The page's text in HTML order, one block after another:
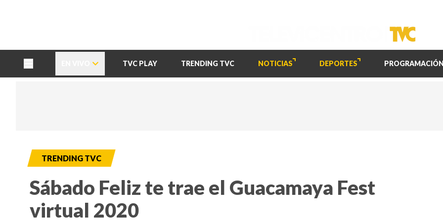
TVC PLAY TRENDING TVC NOTICIAS DEPORTES PROGRAMACIÓN
TRENDING TVC
Sábado Feliz te trae el Guacamaya Fest
virtual 2020